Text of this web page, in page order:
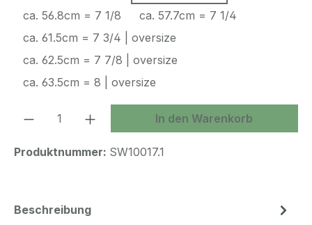
ca. 56.8cm = 7 1/8
ca. 57.7cm = 7 1/4
ca. 61.5cm = 7 3/4 | oversize
ca. 62.5cm = 7 7/8 | oversize
ca. 63.5cm = 8 | oversize
Produkt Anzahl: Gib denIn den Warenkorb
Produktnummer: SW10017.1
Beschreibung